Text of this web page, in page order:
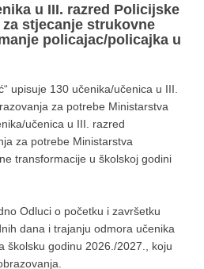
u III. razred Policijske
stjecanje strukovne
policajac/policajka u
upisuje 130 učenika/učenica u III.
za potrebe Ministarstva
učenica u III. razred
za potrebe Ministarstva
transformacije u školskoj godini
Odluci o početku i završetku
dana i trajanju odmora učenika
školsku godinu 2026./2027., koju